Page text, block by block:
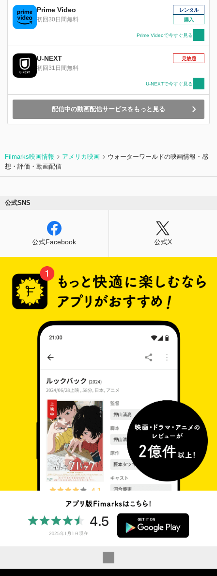
Prime Video
初回30日間無料
レンタル
購入
Prime Videoで今すぐ見る
U-NEXT
初回31日間無料
見放題
U-NEXTで今すぐ見る
配信中の動画配信サービスをもっと見る
Filmarks映画情報 アメリカ映画
ウォーターワールドの映画情報・感
想・評価・動画配信
公式SNS
公式Facebook 公式X